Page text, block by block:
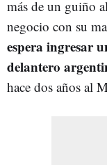
más de un guiño
negocio con su
espera ingresar
delantero
hace dos años al